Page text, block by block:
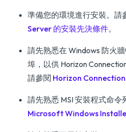
準備您的環境進行安裝。請
Server 的安裝先決條件。
請先熟悉在 Windows 防火
埠，以供 Horizon
請參閱 Horizon
請先熟悉 MSI 安裝程式命令
Microsoft Windows